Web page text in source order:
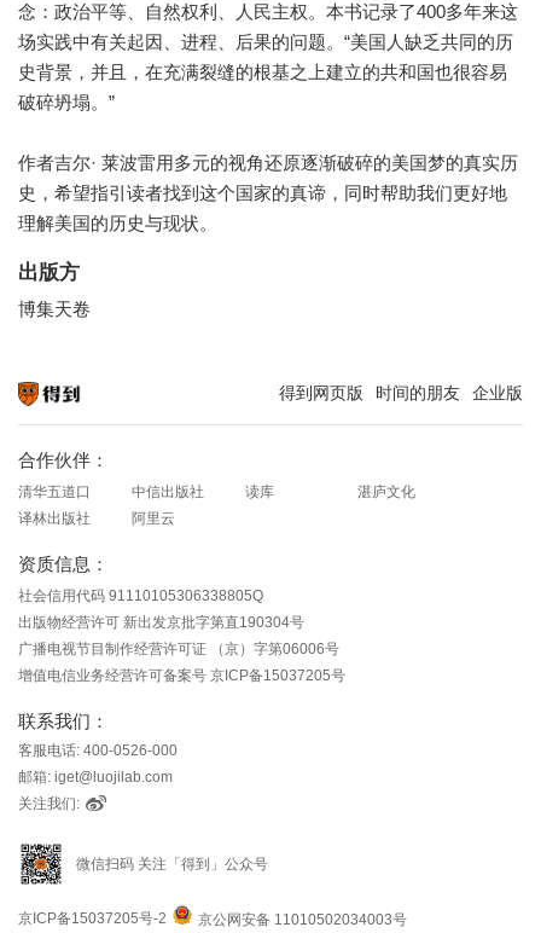
念：政治平等、自然权利、人民主权。本书记录了400多年来这
场实践中有关起因、进程、后果的问题。“美国人缺乏共同的历
史背景，并且，在充满裂缝的根基之上建立的共和国也很容易
破碎坍塌。”
作者吉尔· 莱波雷用多元的视角还原逐渐破碎的美国梦的真实历
史，希望指引读者找到这个国家的真谛，同时帮助我们更好地
理解美国的历史与现状。
出版方
博集天卷
得到网页版 时间的朋友 企业版
合作伙伴：
清华五道口 中信出版社 读库
湛庐文化
译林出版社
阿里云
资质信息：
社会信用代码 91110105306338805Q
出版物经营许可 新出发京批字第直190304号
广播电视节目制作经营许可证 （京）字第06006号
增值电信业务经营许可备案号 京ICP备15037205号
联系我们：
客服电话: 400-0526-000
邮箱: iget@luojilab.com
关注我们:
微信扫码 关注「得到」公众号
京ICP备15037205号-2 京公网安备 11010502034003号